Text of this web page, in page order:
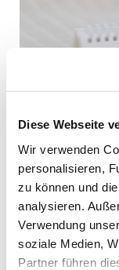
Diese Webseite
Wir verwenden
personalisieren,
zu können und
analysieren.
Verwendung
soziale Medien,
Partner führen
09:30